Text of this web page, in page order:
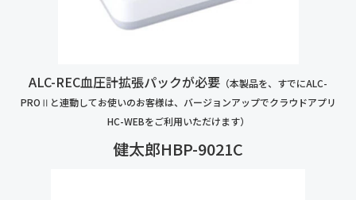
ALC-REC血圧計拡張パックが必要 （本製品を、すでにALC-
PROⅡと連動してお使いのお客様は、バージョンアップでクラウドアプリ
HC-WEBをご利用いただけます）
健太郎HBP-9021C